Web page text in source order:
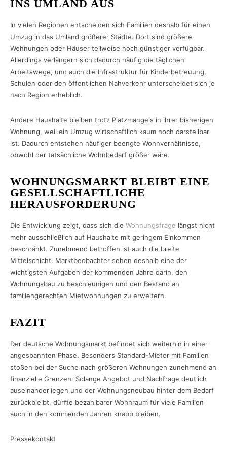
INS UMLAND AUS
In vielen Regionen entscheiden sich Familien deshalb für einen
Umzug in das Umland größerer Städte. Dort sind größere
Wohnungen oder Häuser teilweise noch günstiger verfügbar.
Allerdings verlängern sich dadurch häufig die täglichen
Arbeitswege, und auch die Infrastruktur für Kinderbetreuung,
Schulen oder den öffentlichen Nahverkehr unterscheidet sich je
nach Region erheblich.
Andere Haushalte bleiben trotz Platzmangels in ihrer bisherigen
Wohnung, weil ein Umzug wirtschaftlich kaum noch darstellbar
ist. Dadurch entstehen häufiger beengte Wohnverhältnisse,
obwohl der tatsächliche Wohnbedarf größer wäre.
WOHNUNGSMARKT BLEIBT EINE
GESELLSCHAFTLICHE
HERAUSFORDERUNG
Die Entwicklung zeigt, dass sich die Wohnungsfrage längst nicht
mehr ausschließlich auf Haushalte mit geringem Einkommen
beschränkt. Zunehmend betroffen ist auch die breite
Mittelschicht. Marktbeobachter sehen deshalb eine der
wichtigsten Aufgaben der kommenden Jahre darin, den
Wohnungsbau zu beschleunigen und den Bestand an
familiengerechten Mietwohnungen zu erweitern.
FAZIT
Der deutsche Wohnungsmarkt befindet sich weiterhin in einer
angespannten Phase. Besonders Standard-Mieter mit Familien
stoßen bei der Suche nach größeren Wohnungen zunehmend an
finanzielle Grenzen. Solange Angebot und Nachfrage deutlich
auseinanderliegen und der Wohnungsneubau hinter dem Bedarf
zurückbleibt, dürfte bezahlbarer Wohnraum für viele Familien
auch in den kommenden Jahren knapp bleiben.
Pressekontakt